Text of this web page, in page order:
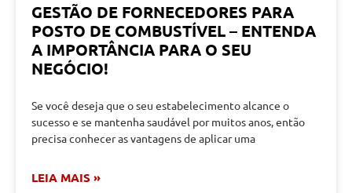
GESTÃO DE FORNECEDORES PARA
POSTO DE COMBUSTÍVEL – ENTENDA
A IMPORTÂNCIA PARA O SEU
NEGÓCIO!
Se você deseja que o seu estabelecimento alcance o
sucesso e se mantenha saudável por muitos anos, então
precisa conhecer as vantagens de aplicar uma
LEIA MAIS »